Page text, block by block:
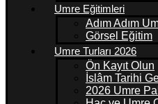
Umre Eğitimleri
Adım Adım
Görsel Eğitim
Umre Turları 2026
Ön Kayıt Olun
İslâm Tarihi
2026 Umre